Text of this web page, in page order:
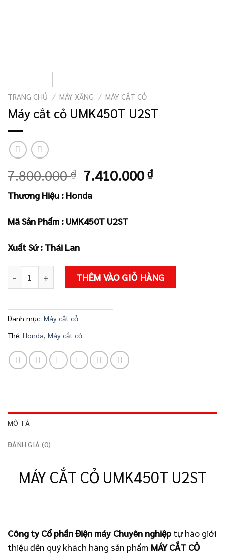
TRANG CHỦ / MÁY XĂNG / MÁY CẮT CỎ
Máy cắt cỏ UMK450T U2ST
7.800.000₫ Giá
gốc
là:
7.800.000 ₫.
7.410.000₫Giá
Thương Hiệu : Honda
Mã Sản Phẩm : UMK450T U2ST
Xuất Sứ : Thái Lan
Máy cắt cỏ UMK450T U2ST số lượng
THÊM VÀO GIỎ HÀNG
Danh mục: Máy cắt cỏ
Thẻ: Honda, Máy cắt cỏ
MÔ TẢ
ĐÁNH GIÁ (0)
MÁY CẮT CỎ UMK450T U2ST
Công ty Cổ phần Điện máy Chuyên nghiệp tự hào giới
thiệu đến quý khách hàng sản phẩm MÁY CẮT CỎ